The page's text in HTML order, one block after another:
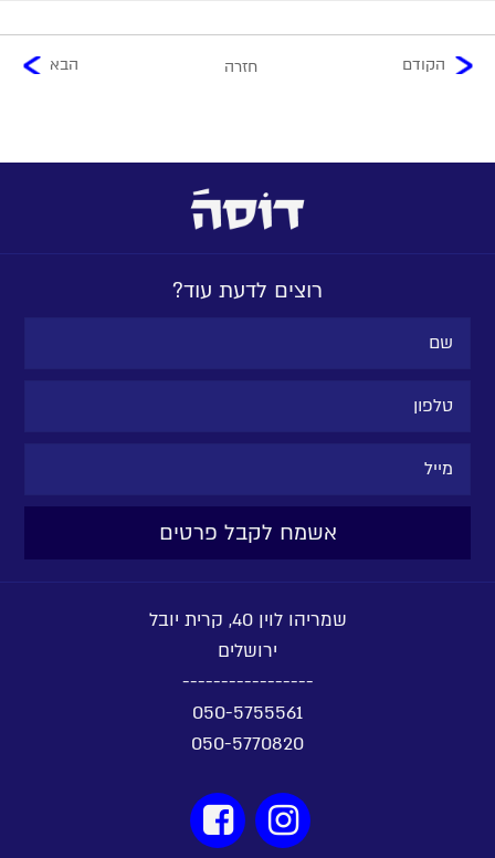
הקודם חזרה הבא
רוצים לדעת עוד?
שמריהו לוין 40, קרית יובל
ירושלים
-----------------
050-5755561
050-5770820